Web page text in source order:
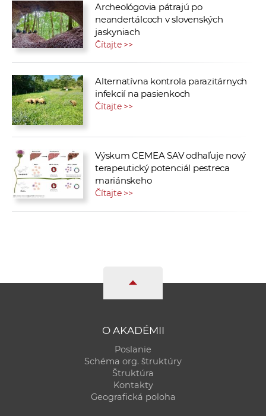
Archeológovia pátrajú po
neandertálcoch v slovenských
jaskyniach
Čítajte >>
Alternatívna kontrola parazitárnych
infekcií na pasienkoch
Čítajte >>
Výskum CEMEA SAV odhaľuje nový
terapeutický potenciál pestreca
mariánskeho
Čítajte >>
O AKADÉMII
Poslanie
Schéma org. štruktúry
Štruktúra
Kontakty
Geografická poloha